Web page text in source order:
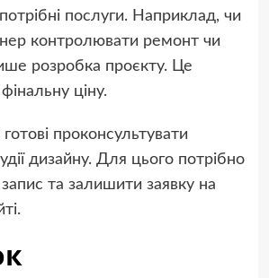
послуги. Наприклад, чи
контролювати ремонт чи
розробка проєкту. Це
ціну.
проконсультувати
дизайну. Для цього потрібно
та залишити заявку на